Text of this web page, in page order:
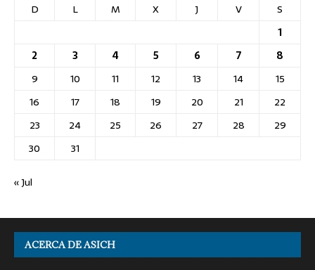
D
L M X J V
S
1
2
3 4 5 6 7
8
9
10 11 12 13 14
15
16
17 18 19 20 21
22
23
24 25 26 27 28
29
30
31
« Jul
ACERCA DE ASICH